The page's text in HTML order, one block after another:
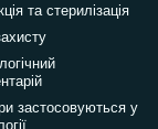
та стерилізація
застосовуються у